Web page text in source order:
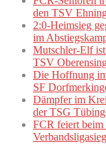
den TSV
2:0-Heimsieg
im
Mutschler-Elf
TSV
Die Hoffnung
SF
Dämpfer im
der TSG
FCR feiert beim
Verbandsligasieg